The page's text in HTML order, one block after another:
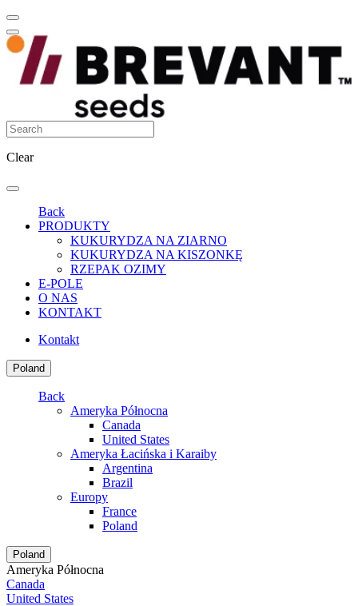
Clear
Back
PRODUKTY
KUKURYDZA NA ZIARNO
KUKURYDZA NA KISZONKĘ
RZEPAK OZIMY
E-POLE
O NAS
KONTAKT
Kontakt
Poland
Back
Ameryka Północna
Canada
United States
Ameryka Łacińska i Karaiby
Argentina
Brazil
Europy
France
Poland
Poland
Ameryka Północna
Canada
United States